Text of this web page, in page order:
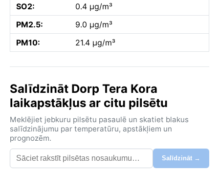
SO2:
0.4 µg/m³
PM2.5:
9.0 µg/m³
PM10:
21.4 µg/m³
Salīdzināt Dorp Tera Kora
laikapstākļus ar citu pilsētu
Meklējiet jebkuru pilsētu pasaulē un skatiet blakus
salīdzinājumu par temperatūru, apstākļiem un
prognozēm.
Salīdzināt →